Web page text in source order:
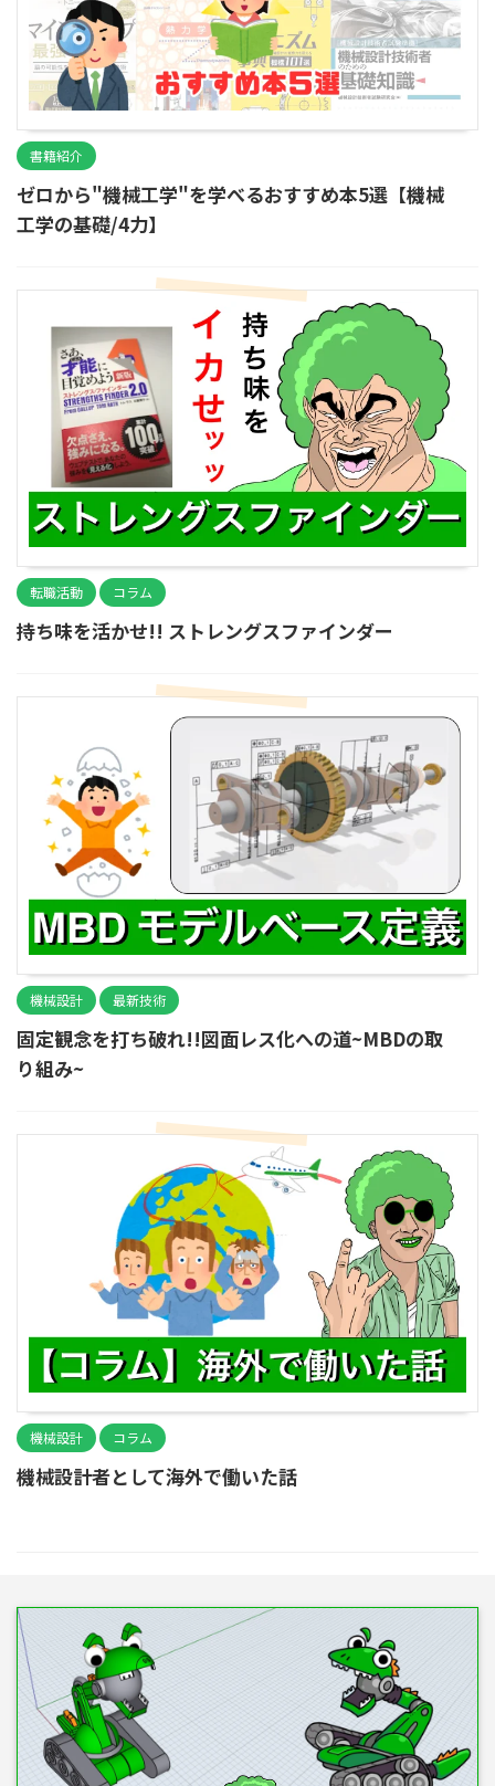
書籍紹介
ゼロから"機械工学"を学べるおすすめ本5選【機械
工学の基礎/4力】
転職活動 コラム
持ち味を活かせ!! ストレングスファインダー
機械設計 最新技術
固定観念を打ち破れ!!図面レス化への道~MBDの取
り組み~
機械設計 コラム
機械設計者として海外で働いた話